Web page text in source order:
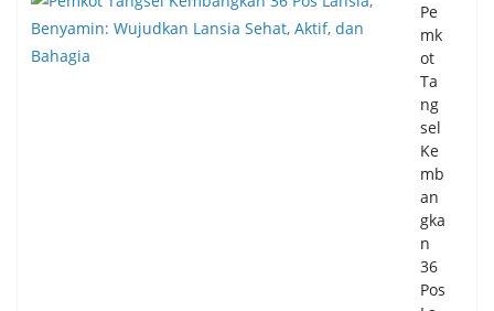
an
Boj
on
eg
ara
-
Pul
o
Am
pel
06/
08/
20
Pe
mk
ot
Ta
ng
sel
Ke
mb
an
gka
n
36
Pos